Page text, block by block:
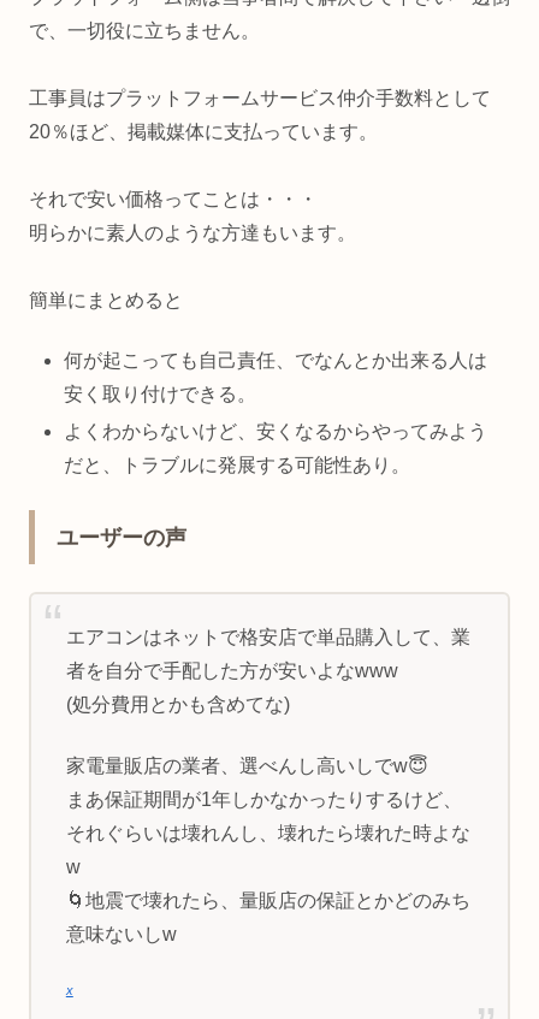
で、一切役に立ちません。
工事員はプラットフォームサービス仲介手数料として
20％ほど、掲載媒体に支払っています。
それで安い価格ってことは・・・
明らかに素人のような方達もいます。
簡単にまとめると
何が起こっても自己責任、でなんとか出来る人は
安く取り付けできる。
よくわからないけど、安くなるからやってみよう
だと、トラブルに発展する可能性あり。
ユーザーの声
エアコンはネットで格安店で単品購入して、業
者を自分で手配した方が安いよなwww
(処分費用とかも含めてな)
家電量販店の業者、選べんし高いしでw😇
まあ保証期間が1年しかなかったりするけど、
それぐらいは壊れんし、壊れたら壊れた時よな
w
🌀地震で壊れたら、量販店の保証とかどのみち
意味ないしw
x